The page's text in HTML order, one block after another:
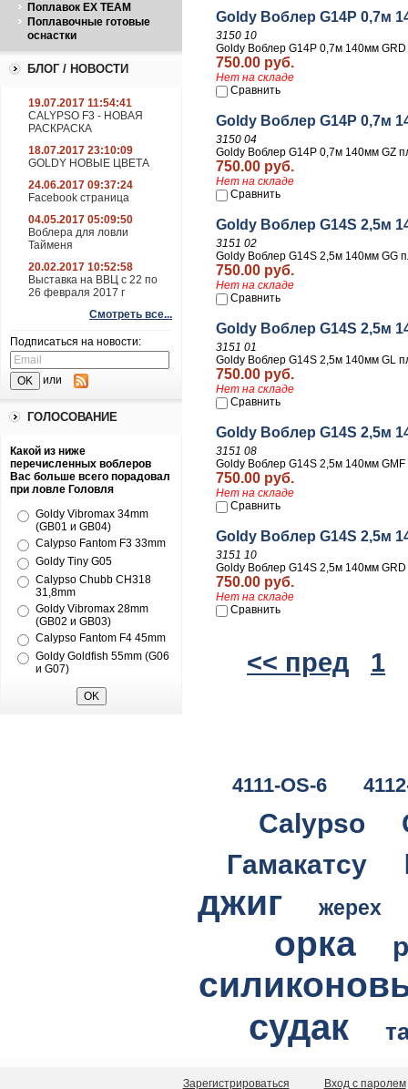
Поплавок EX TEAM
Поплавочные готовые
оснастки
БЛОГ / НОВОСТИ
19.07.2017 11:54:41
CALYPSO F3 - НОВАЯ
РАСКРАСКА
18.07.2017 23:10:09
GOLDY НОВЫЕ ЦВЕТА
24.06.2017 09:37:24
Facebook страница
04.05.2017 05:09:50
Воблера для ловли
Тайменя
20.02.2017 10:52:58
Выставка на ВВЦ с 22 по
26 февраля 2017 г
Смотреть все...
Подписаться на новости:
или
ГОЛОСОВАНИЕ
Какой из ниже
перечисленных воблеров
Вас больше всего порадовал
при ловле Головля
Goldy Vibromax 34mm
(GB01 и GB04)
Calypso Fantom F3 33mm
Goldy Tiny G05
Calypso Chubb CH318
31,8mm
Goldy Vibromax 28mm
(GB02 и GB03)
Calypso Fantom F4 45mm
Goldy Goldfish 55mm (G06
и G07)
Goldy Воблер G14P 0,7м
3150 10
Goldy Воблер G14P 0,7м 140мм GRD
750.00 руб.
Нет на складе
Сравнить
Goldy Воблер G14P 0,7м
3150 04
Goldy Воблер G14P 0,7м 140мм GZ
750.00 руб.
Нет на складе
Сравнить
Goldy Воблер G14S 2,5м
3151 02
Goldy Воблер G14S 2,5м 140мм GG
750.00 руб.
Нет на складе
Сравнить
Goldy Воблер G14S 2,5м
3151 01
Goldy Воблер G14S 2,5м 140мм GL
750.00 руб.
Нет на складе
Сравнить
Goldy Воблер G14S 2,5м
3151 08
Goldy Воблер G14S 2,5м 140мм GMF
750.00 руб.
Нет на складе
Сравнить
Goldy Воблер G14S 2,5м
3151 10
Goldy Воблер G14S 2,5м 140мм GRD
750.00 руб.
Нет на складе
Сравнить
<< пред 1
4111-OS-6
Calypso
Гамакатсу
джиг
жерех
орка
судак
Зарегистрироваться Вход с паролем